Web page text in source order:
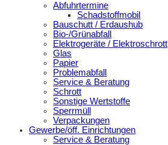
Abfuhrtermine
Schadstoffmobil
Bauschutt / Erdaushub
Bio-/Grünabfall
Elektrogeräte / Elektroschrott
Glas
Papier
Problemabfall
Service & Beratung
Schrott
Sonstige Wertstoffe
Sperrmüll
Verpackungen
Gewerbe/öff. Einrichtungen
Service & Beratung